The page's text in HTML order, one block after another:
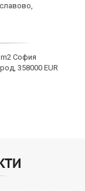
София
358000 EUR